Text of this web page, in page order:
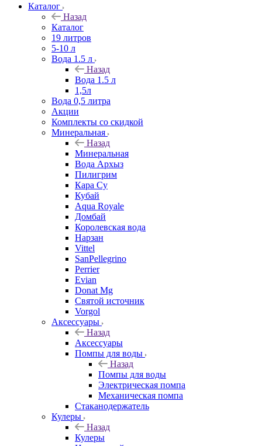
Каталог
Назад
Каталог
19 литров
5-10 л
Вода 1.5 л
Назад
Вода 1.5 л
1,5л
Вода 0,5 литра
Акции
Комплекты со скидкой
Минеральная
Назад
Минеральная
Вода Архыз
Пилигрим
Кара Су
Кубай
Aqua Royale
Домбай
Королевская вода
Нарзан
Vittel
SanPellegrino
Perrier
Evian
Donat Mg
Святой источник
Vorgol
Аксессуары
Назад
Аксессуары
Помпы для воды
Назад
Помпы для воды
Электрическая помпа
Механическая помпа
Стаканодержатель
Кулеры
Назад
Кулеры